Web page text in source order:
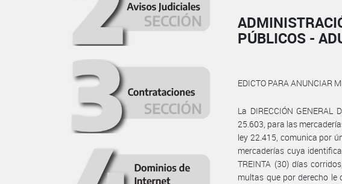
PÚBLICOS -
EDICTO PARA ANUNCIAR
La DIRECCIÓN
25.603, para las
ley 22.415, comunica por
mercaderías cuya
TREINTA (30) días
multas que por derecho le